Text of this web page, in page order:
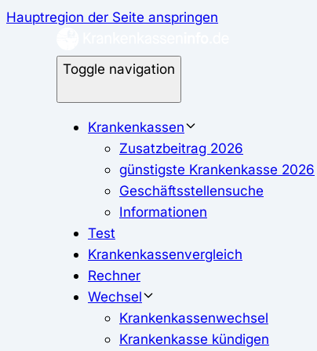
Hauptregion der Seite anspringen
Toggle navigation
Krankenkassen
Zusatzbeitrag 2026
günstigste Krankenkasse 2026
Geschäftsstellensuche
Informationen
Test
Krankenkassenvergleich
Rechner
Wechsel
Krankenkassenwechsel
Krankenkasse kündigen